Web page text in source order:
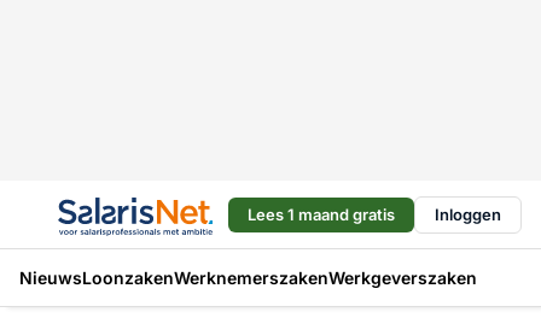
Lees 1 maand gratis Inloggen
NieuwsLoonzakenWerknemerszakenWerkgeverszaken